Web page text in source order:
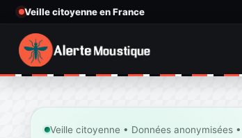
Veille citoyenne en France
Veille citoyenne • Données anonymisées